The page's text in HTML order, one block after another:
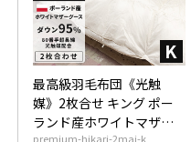
最高級羽毛布団《光触
媒》2枚合せ キング ポー
ランド産ホワイトマザー
premium-hikari-2mai-k